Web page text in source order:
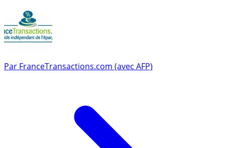
Par FranceTransactions.com (avec AFP)